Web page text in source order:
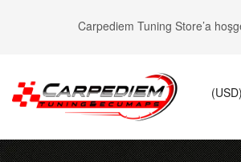
Carpediem Tuning Store’a
(USD)